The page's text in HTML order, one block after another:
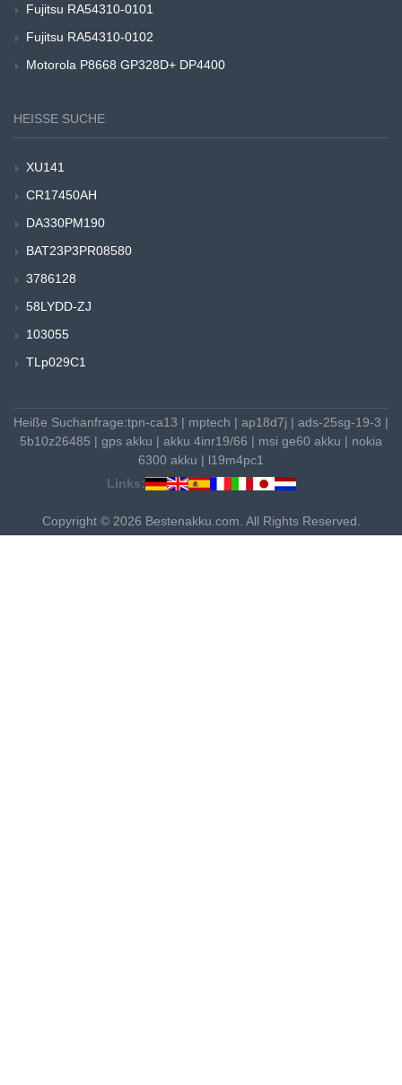
Fujitsu RA54310-0101
Fujitsu RA54310-0102
Motorola P8668 GP328D+ DP4400
HEISSE SUCHE
XU141
CR17450AH
DA330PM190
BAT23P3PR08580
3786128
58LYDD-ZJ
103055
TLp029C1
Heiße Suchanfrage:tpn-ca13 | mptech | ap18d7j | ads-25sg-19-3 |
5b10z26485 | gps akku | akku 4inr19/66 | msi ge60 akku | nokia
6300 akku | l19m4pc1
Links:
Copyright © 2026 Bestenakku.com. All Rights Reserved.